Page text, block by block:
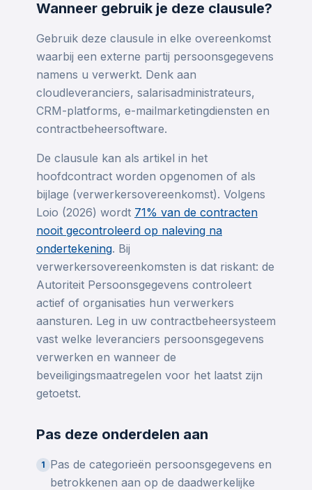
Wanneer gebruik je deze clausule?
Gebruik deze clausule in elke overeenkomst
waarbij een externe partij persoonsgegevens
namens u verwerkt. Denk aan
cloudleveranciers, salarisadministrateurs,
CRM-platforms, e-mailmarketingdiensten en
contractbeheersoftware.
De clausule kan als artikel in het
hoofdcontract worden opgenomen of als
bijlage (verwerkersovereenkomst). Volgens
Loio (2026) wordt 71% van de contracten
nooit gecontroleerd op naleving na
ondertekening. Bij
verwerkersovereenkomsten is dat riskant: de
Autoriteit Persoonsgegevens controleert
actief of organisaties hun verwerkers
aansturen. Leg in uw contractbeheersysteem
vast welke leveranciers persoonsgegevens
verwerken en wanneer de
beveiligingsmaatregelen voor het laatst zijn
getoetst.
Pas deze onderdelen aan
1 Pas de categorieën persoonsgegevens en
betrokkenen aan op de daadwerkelijke